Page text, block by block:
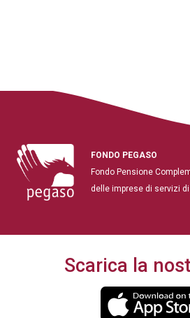
FONDO PEGASO
Fondo Pensione
delle imprese di servizi
Scarica la